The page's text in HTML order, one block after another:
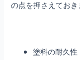
の点を押さえておき
塗料の耐久性